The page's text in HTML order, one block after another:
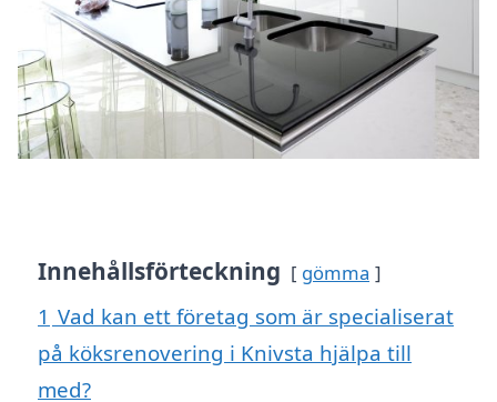
Innehållsförteckning gömma
1 Vad kan ett företag som är specialiserat
på köksrenovering i Knivsta hjälpa till
med?